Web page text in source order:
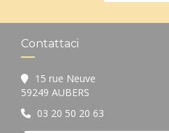
Contattaci
15 rue Neuve
59249 AUBERS
03 20 50 20 63